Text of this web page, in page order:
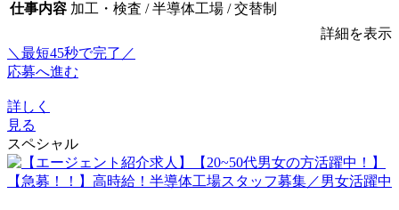
仕事内容 加工・検査 / 半導体工場 / 交替制
詳細を表示
＼最短45秒で完了／
応募へ進む
詳しく
見る
スペシャル